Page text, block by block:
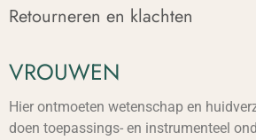
Retourneren en klachten
VROUWEN
Hier ontmoeten wetenschap en
doen toepassings- en instrumenteel